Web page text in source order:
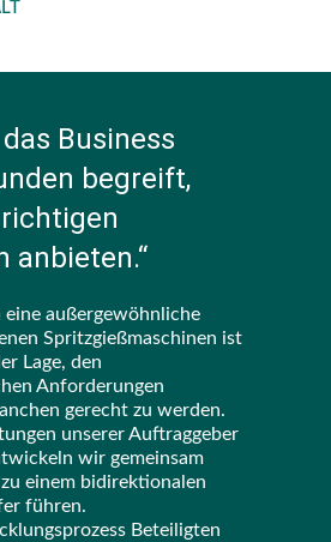
Business
begreift,
anbieten.“
eine außergewöhnliche
Spritzgießmaschinen ist
Lage, den
Anforderungen
gerecht zu werden.
unserer Auftraggeber
wir gemeinsam
einem bidirektionalen
führen.
Beteiligten